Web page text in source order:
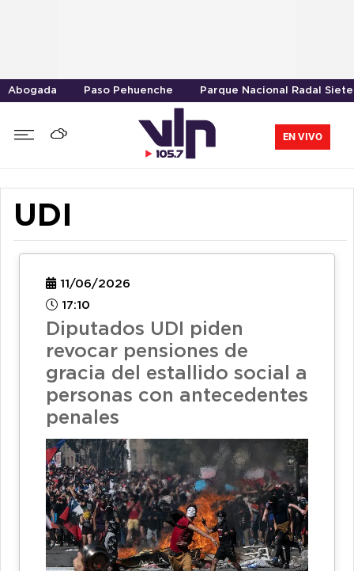
Abogada Paso Pehuenche Parque Nacional Radal Siete
EN VIVO
UDI
11/06/2026
17:10
Diputados UDI piden
revocar pensiones de
gracia del estallido social a
personas con antecedentes
penales